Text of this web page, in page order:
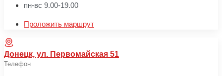
пн-вс 9.00-19.00
Проложить маршрут
Донецк, ул. Первомайская 51
Телефон